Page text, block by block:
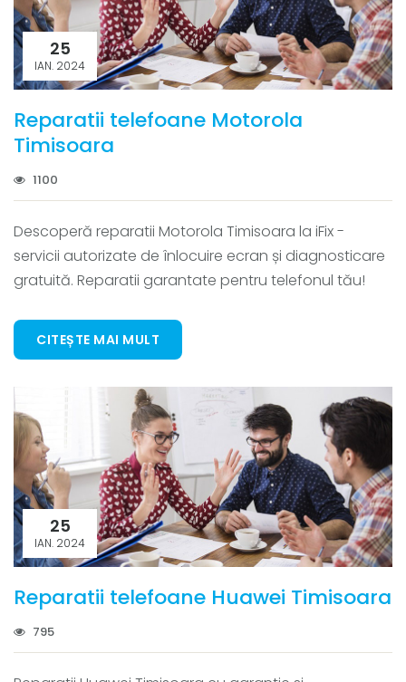
25
IAN. 2024
Reparatii telefoane Motorola
Timisoara
1100
Descoperă reparatii Motorola Timisoara la iFix -
servicii autorizate de înlocuire ecran și diagnosticare
gratuită. Reparatii garantate pentru telefonul tău!
CITEȘTE MAI MULT
25
IAN. 2024
Reparatii telefoane Huawei Timisoara
795